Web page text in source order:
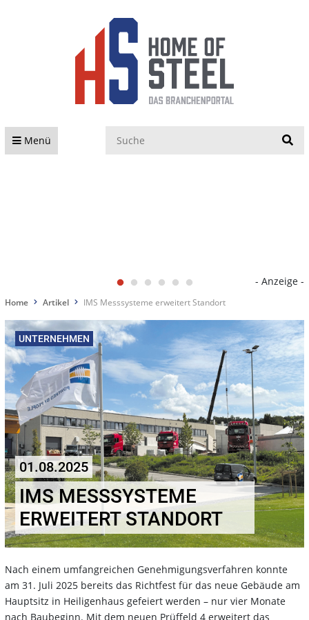
Menü
- Anzeige -
Home Artikel IMS Messsysteme erweitert Standort
UNTERNEHMEN
01.08.2025
IMS MESSSYSTEME
ERWEITERT STANDORT
Nach einem umfangreichen Genehmigungsverfahren konnte
am 31. Juli 2025 bereits das Richtfest für das neue Gebäude am
Hauptsitz in Heiligenhaus gefeiert werden – nur vier Monate
nach Baubeginn. Mit dem neuen Prüffeld 4 erweitert das